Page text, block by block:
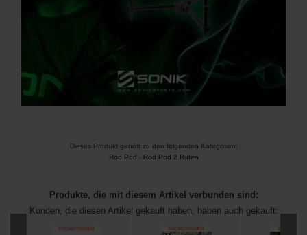
Dieses Produkt gehört zu den folgenden Kategorien:
Rod Pod - Rod Pod 2 Ruten
Produkte, die mit diesem Artikel verbunden sind:
Kunden, die diesen Artikel gekauft haben, haben auch gekauft: